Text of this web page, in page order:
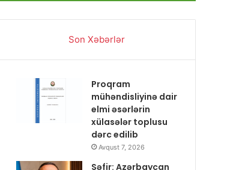
Son Xəbərlər
Proqram
mühəndisliyinə dair
elmi əsərlərin
xülasələr toplusu
dərc edilib
Avqust 7, 2026
Səfir: Azərbaycan